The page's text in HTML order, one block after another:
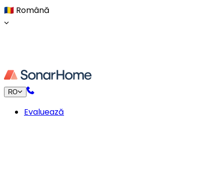
🇷🇴 Română
RO
Evaluează